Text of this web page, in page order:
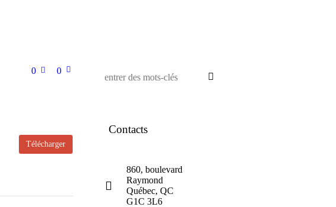
0 0
Télécharger
Contacts
860, boulevard
Raymond
Québec, QC
G1C 3L6